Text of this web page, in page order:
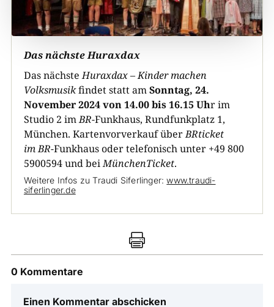
Das nächste Huraxdax
​Das nächste Huraxdax – Kinder machen
Volksmusikfindet statt amSonntag, 24.
November 2024 von 14.00 bis 16.15 Uhr im
Studio 2 imBR-Funkhaus, Rundfunkplatz 1,
München. Kartenvorverkauf überBRticket
imBR-Funkhaus oder telefonisch unter +49 800
5900594 und beiMünchenTicket.
Weitere Infos zu Traudi Siferlinger: www.traudi-
siferlinger.de

0 Kommentare
Einen Kommentar abschicken